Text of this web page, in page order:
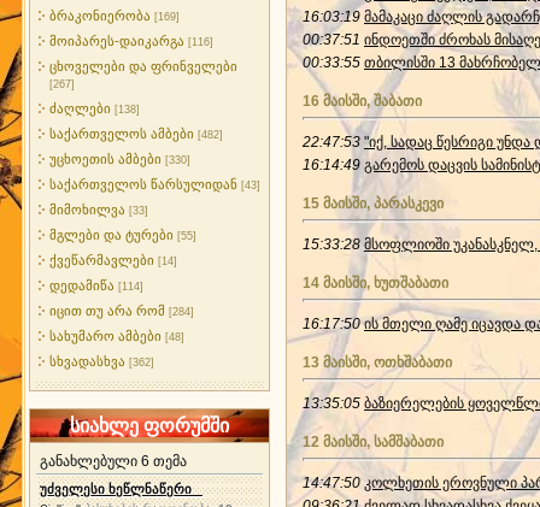
ბრაკონიერობა [169]
მოიპარეს-დაიკარგა [116]
ცხოველები და ფრინველები
[267]
ძაღლები [138]
საქართველოს ამბები [482]
უცხოეთის ამბები [330]
საქართველოს წარსულიდან [43]
მიმოხილვა [33]
მგლები და ტურები [55]
ქვეწარმავლები [14]
დედამიწა [114]
იცით თუ არა რომ [284]
სახუმარო ამბები [48]
სხვადასხვა [362]
სიახლე ფორუმში
განახლებული 6 თემა
უძველესი ხეწლნაწერი
16:03:19 მამაკაცი ძაღლის
00:37:51 ინდოეთში ძროხას
00:33:55 თბილისში 13
16 მაისში, შაბათი
22:47:53 "იქ, სადაც წესრიგი
16:14:49 გარემოს დაცვის
15 მაისში, პარასკევი
15:33:28 მსოფლიოში
14 მაისში, ხუთშაბათი
16:17:50 ის მთელი ღამე იცავდა
13 მაისში, ოთხშაბათი
13:35:05 ბაზიერელების
12 მაისში, სამშაბათი
14:47:50 კოლხეთის ეროვნული